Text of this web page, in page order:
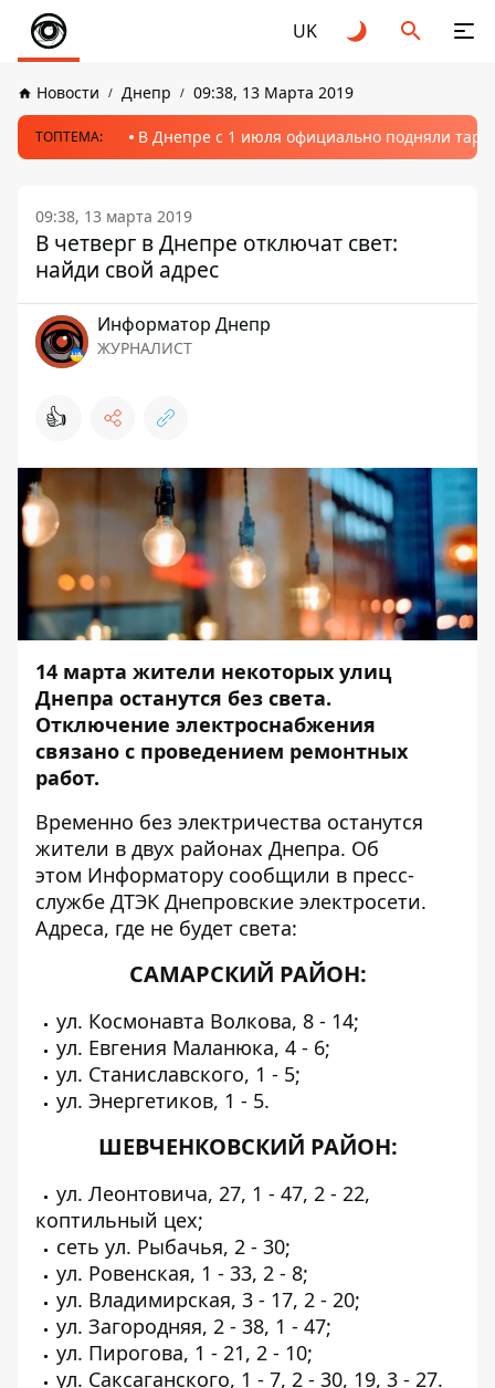
UK
Новости Днепр 09:38, 13 Марта 2019
ТОПТЕМА: В Днепре с 1 июля официально подняли
09:38, 13 марта 2019
В четверг в Днепре отключат свет:
найди свой адрес
Информатор Днепр
ЖУРНАЛИСТ
👍
14 марта жители некоторых улиц
Днепра останутся без света.
Отключение электроснабжения
связано с проведением ремонтных
работ.
Временно без электричества останутся
жители в двух районах Днепра. Об
этом Информатору сообщили в пресс-
службе ДТЭК Днепровские электросети.
Адреса, где не будет света:
САМАРСКИЙ РАЙОН:
ул. Космонавта Волкова, 8 - 14;
ул. Евгения Маланюка, 4 - 6;
ул. Станиславского, 1 - 5;
ул. Энергетиков, 1 - 5.
ШЕВЧЕНКОВСКИЙ РАЙОН:
ул. Леонтовича, 27, 1 - 47, 2 - 22,
коптильный цех;
сеть ул. Рыбачья, 2 - 30;
ул. Ровенская, 1 - 33, 2 - 8;
ул. Владимирская, 3 - 17, 2 - 20;
ул. Загородняя, 2 - 38, 1 - 47;
ул. Пирогова, 1 - 21, 2 - 10;
ул. Саксаганского, 1 - 7, 2 - 30, 19, 3 - 27.